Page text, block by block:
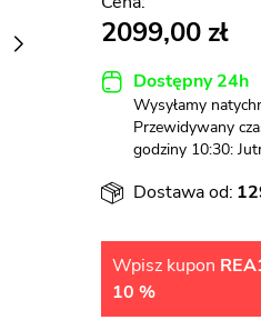
2099,00
Dostępny 24h
Wysyłamy
Przewidywany
godziny 10:30:
Dostawa od:
Wpisz kupon
10 %